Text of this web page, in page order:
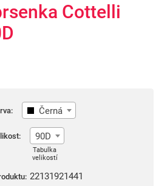
Cottelli
Černá
90D
Tabulka
velikostí
22131921441